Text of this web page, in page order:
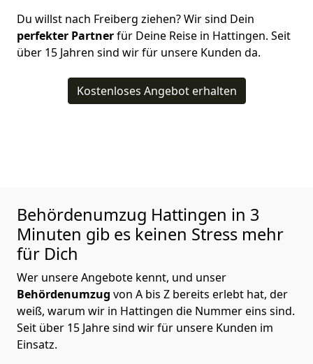
Du willst nach Freiberg ziehen? Wir sind Dein
perfekter Partnerfür Deine Reise in Hattingen. Seit
über 15 Jahren sind wir für unsere Kunden da.
Kostenloses Angebot erhalten
Behördenumzug Hattingen in 3
Minuten gib es keinen Stress mehr
für Dich
Wer unsere Angebote kennt, und unser
Behördenumzug von A bis Z bereits erlebt hat, der
weiß, warum wir in Hattingen die Nummer eins sind.
Seit über 15 Jahre sind wir für unsere Kunden im
Einsatz.